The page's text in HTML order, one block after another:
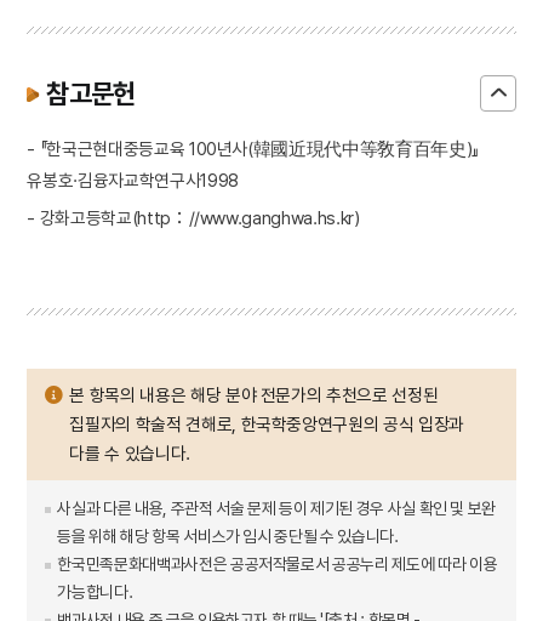
참고문헌
- 『한국근현대중등교육 100년사(韓國近現代中等敎育百年史)』
유봉호·김융자교학연구사1998
- 강화고등학교(http：//www.ganghwa.hs.kr)
본 항목의 내용은 해당 분야 전문가의 추천으로 선정된
집필자의 학술적 견해로, 한국학중앙연구원의 공식 입장과
다를 수 있습니다.
사실과 다른 내용, 주관적 서술 문제 등이 제기된 경우 사실 확인 및 보완
등을 위해 해당 항목 서비스가 임시 중단될 수 있습니다.
한국민족문화대백과사전은 공공저작물로서 공공누리 제도에 따라 이용
가능합니다.